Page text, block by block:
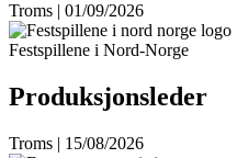
Troms | 01/09/2026
Festspillene i Nord-Norge
Produksjonsleder
Troms | 15/08/2026